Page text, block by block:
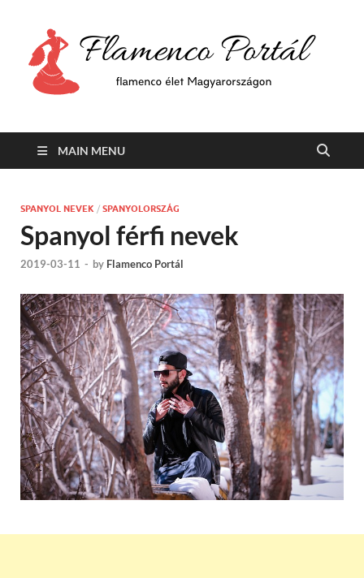
MAIN MENU
SPANYOL NEVEK / SPANYOLORSZÁG
Spanyol férfi nevek
2019-03-11 - by Flamenco Portál